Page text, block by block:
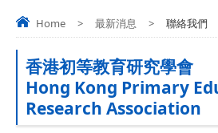
Home > 最新消息 > 聯絡我們
香港初等教育研究學會
Hong Kong Primary
Research Association